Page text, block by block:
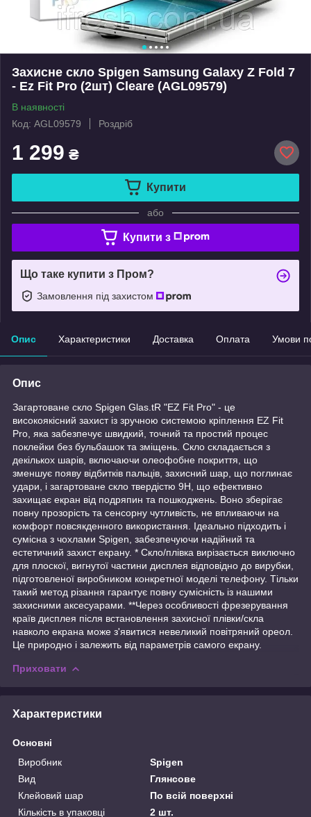
Захисне скло Spigen Samsung Galaxy Z Fold 7
- Ez Fit Pro (2шт) Cleare (AGL09579)
В наявності
Код: AGL09579
Роздріб
1 299 ₴
Купити
або
Купити з
Що таке купити з Пром?
Замовлення під захистом
Опис Характеристики Доставка Оплата Умови
Опис
Загартоване скло Spigen Glas.tR "EZ Fit Pro" - це
високоякісний захист із зручною системою кріплення EZ Fit
Pro, яка забезпечує швидкий, точний та простий процес
поклейки без бульбашок та зміщень. Скло складається з
декількох шарів, включаючи олеофобне покриття, що
зменшує появу відбитків пальців, захисний шар, що поглинає
удари, і загартоване скло твердістю 9H, що ефективно
захищає екран від подряпин та пошкоджень. Воно зберігає
повну прозорість та сенсорну чутливість, не впливаючи на
комфорт повсякденного використання. Ідеально підходить і
сумісна з чохлами Spigen, забезпечуючи надійний та
естетичний захист екрану. * Скло/плівка вирізається виключно
для плоскої, вигнутої частини дисплея відповідно до вирубки,
підготовленої виробником конкретної моделі телефону. Тільки
такий метод різання гарантує повну сумісність із нашими
захисними аксесуарами. **Через особливості фрезерування
країв дисплея після встановлення захисної плівки/скла
навколо екрана може з'явитися невеликий повітряний ореол.
Це природно і залежить від параметрів самого екрану.
Приховати
Характеристики
Основні
Виробник
Spigen
Вид
Глянсове
Клейовий шар
По всій поверхні
Кількість в упаковці
2 шт.